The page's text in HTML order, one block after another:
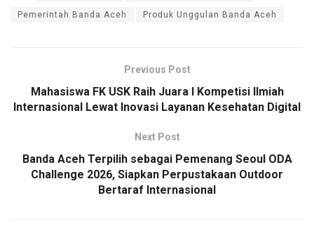
Pemerintah Banda Aceh Produk Unggulan Banda Aceh
Previous Post
Mahasiswa FK USK Raih Juara I Kompetisi Ilmiah
Internasional Lewat Inovasi Layanan Kesehatan Digital
Next Post
Banda Aceh Terpilih sebagai Pemenang Seoul ODA
Challenge 2026, Siapkan Perpustakaan Outdoor
Bertaraf Internasional